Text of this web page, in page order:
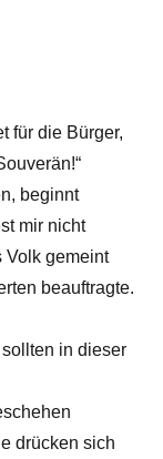
für die Bürger,
beginnt
mir nicht
Volk gemeint
beauftragte.
sollten in dieser
drücken sich